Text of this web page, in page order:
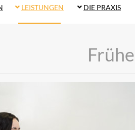
DIE PRAXIS
LEISTUNGEN